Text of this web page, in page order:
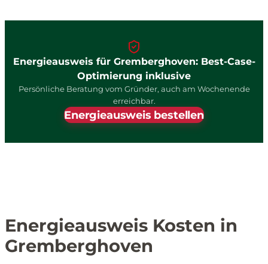
Energieausweis für Gremberghoven: Best-Case-
Optimierung inklusive
Persönliche Beratung vom Gründer, auch am Wochenende
erreichbar.
Energieausweis bestellen
Energieausweis Kosten in
Gremberghoven